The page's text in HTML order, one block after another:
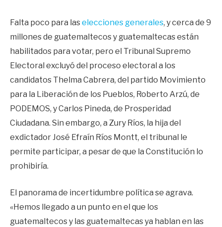
Falta poco para laselecciones generales, y cerca de 9
millones de guatemaltecos y guatemaltecas están
habilitados para votar, pero el Tribunal Supremo
Electoral excluyó del proceso electoral a los
candidatos Thelma Cabrera, del partido Movimiento
para la Liberación de los Pueblos, Roberto Arzú, de
PODEMOS, y Carlos Pineda, de Prosperidad
Ciudadana. Sin embargo, a Zury Ríos, la hija del
exdictador José Efraín Ríos Montt, el tribunal le
permite participar, a pesar de que la Constitución lo
prohibiría.
El panorama de incertidumbre política se agrava.
«Hemos llegado a un punto en el que los
guatemaltecos y las guatemaltecas ya hablan en las